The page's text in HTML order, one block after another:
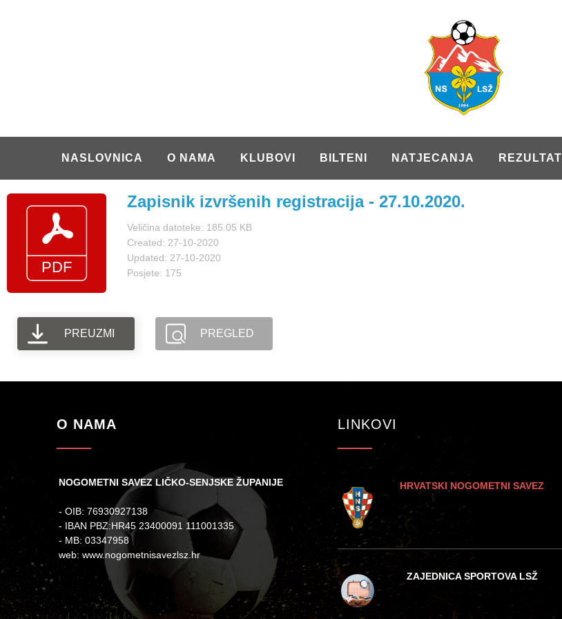
NASLOVNICA O NAMA KLUBOVI BILTENI NATJECANJA REZULTATI
Zapisnik izvršenih registracija - 27.10.2020.
Veličina datoteke: 185.05 KB
Created: 27-10-2020
Updated: 27-10-2020
Posjete: 175
PREUZMI PREGLED
O NAMA
NOGOMETNI SAVEZ LIČKO-SENJSKE ŽUPANIJE
- OIB: 76930927138
- IBAN PBZ:HR45 23400091 111001335
- MB: 03347958
web: www.nogometnisavezlsz.hr
LINKOVI
HRVATSKI NOGOMETNI SAVEZ
ZAJEDNICA SPORTOVA LSŽ